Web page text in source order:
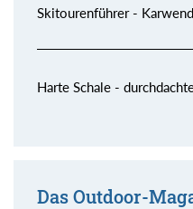
Skitourenführer -
Harte Schale -
Das Outdoor-